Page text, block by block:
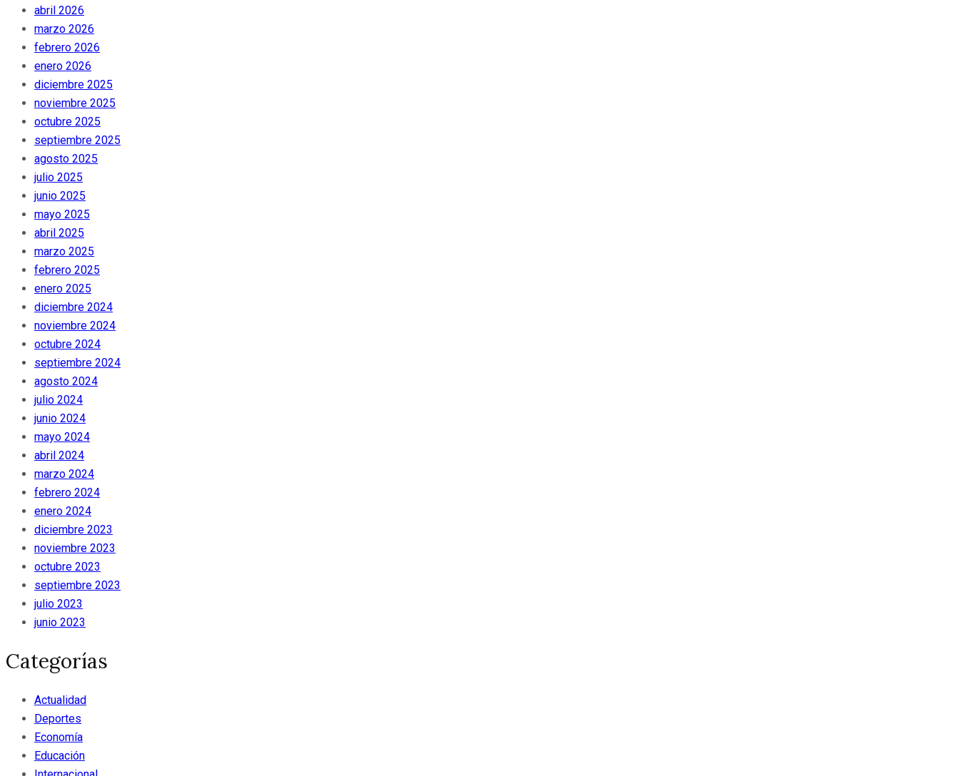
abril 2026
marzo 2026
febrero 2026
enero 2026
diciembre 2025
noviembre 2025
octubre 2025
septiembre 2025
agosto 2025
julio 2025
junio 2025
mayo 2025
abril 2025
marzo 2025
febrero 2025
enero 2025
diciembre 2024
noviembre 2024
octubre 2024
septiembre 2024
agosto 2024
julio 2024
junio 2024
mayo 2024
abril 2024
marzo 2024
febrero 2024
enero 2024
diciembre 2023
noviembre 2023
octubre 2023
septiembre 2023
julio 2023
junio 2023
Categorías
Actualidad
Deportes
Economía
Educación